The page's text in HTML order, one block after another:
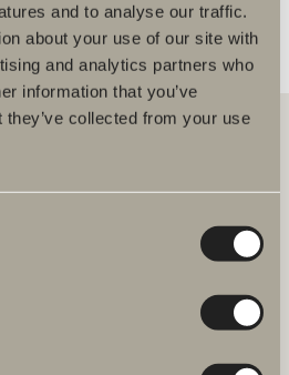
and to analyse our traffic.
about your use of our site with
and analytics partners who
information that you’ve
collected from your use